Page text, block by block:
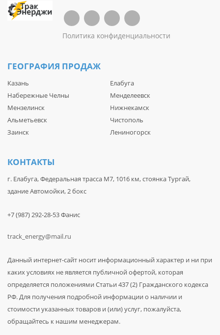
Политика конфиденциальности
ГЕОГРАФИЯ ПРОДАЖ
Казань
Набережные Челны
Мензелинск
Альметьевск
Заинск
Елабуга
Менделеевск
Нижнекамск
Чистополь
Лениногорск
КОНТАКТЫ
г. Елабуга, Федеральная трасса М7, 1016 км, стоянка Тургай,
здание Автомойки, 2 бокс
+7 (987) 292-28-53 Фанис
track_energy@mail.ru
Данный интернет-сайт носит информационный характер и ни при
каких условиях не является публичной офертой, которая
определяется положениями Статьи 437 (2) Гражданского кодекса
РФ. Для получения подробной информации о наличии и
стоимости указанных товаров и (или) услуг, пожалуйста,
обращайтесь к нашим менеджерам.